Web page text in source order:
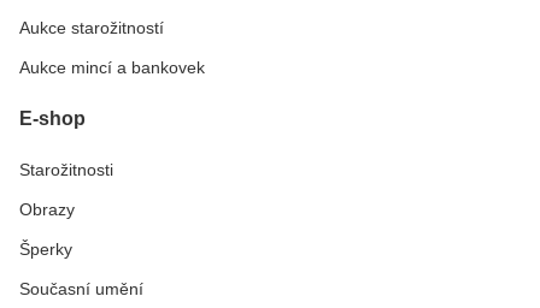
Aukce starožitností
Aukce mincí a bankovek
E-shop
Starožitnosti
Obrazy
Šperky
Současní umění